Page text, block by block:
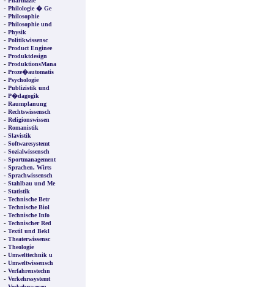
- Philologie � Ge
- Philosophie
- Philosophie und
- Physik
- Politikwissensc
- Product Enginee
- Produktdesign
- ProduktionsMana
- Proze�automatis
- Psychologie
- Publizistik und
- P�dagogik
- Raumplanung
- Rechtswissensch
- Religionswissen
- Romanistik
- Slavistik
- Softwaresystemt
- Sozialwissensch
- Sportmanagement
- Sprachen, Wirts
- Sprachwissensch
- Stahlbau und Me
- Statistik
- Technische Betr
- Technische Biol
- Technische Info
- Technischer Red
- Textil und Bekl
- Theaterwissensc
- Theologie
- Umwelttechnik u
- Umweltwissensch
- Verfahrenstechn
- Verkehrssystemt